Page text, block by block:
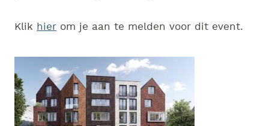
Klik hier om je aan te melden voor dit event.